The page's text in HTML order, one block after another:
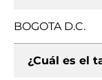
BOGOTA D.C.
¿Cuál es el